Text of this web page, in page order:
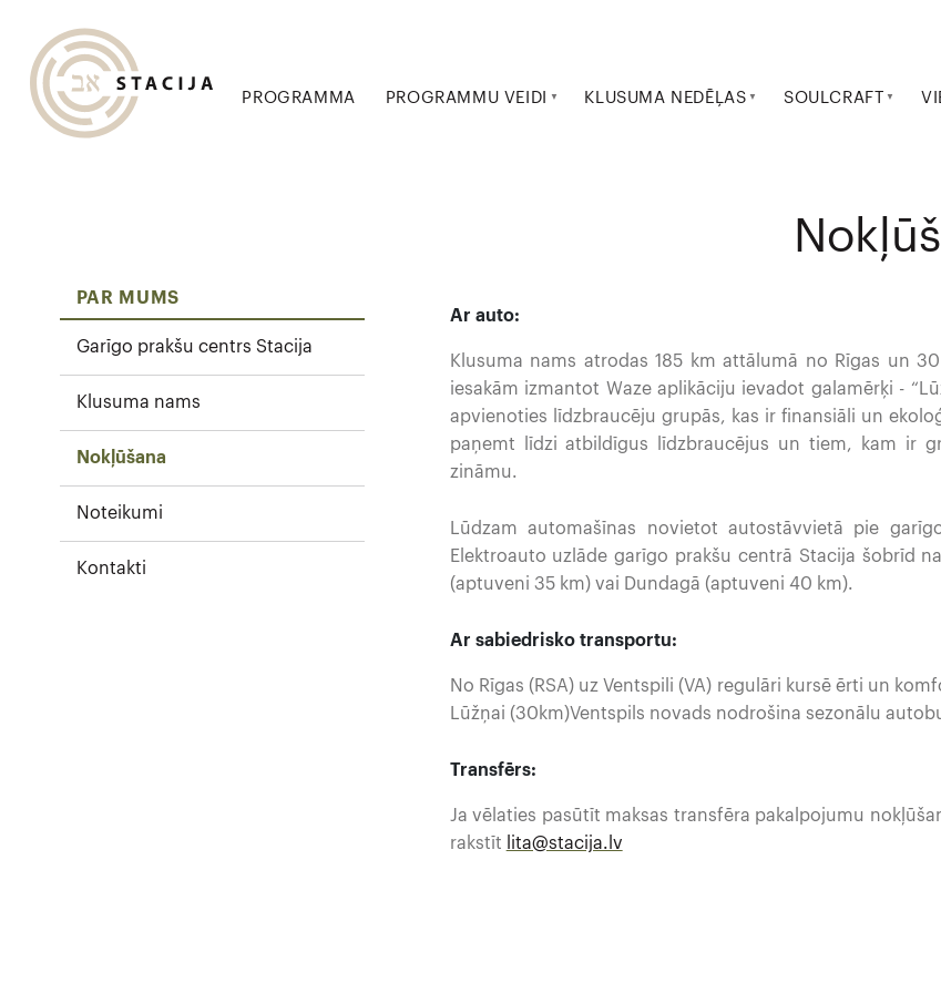
PROGRAMMA PROGRAMMU VEIDI KLUSUMA NEDĒĻAS SOULCRAFT
PAR MUMS
Garīgo prakšu centrs Stacija
Klusuma nams
Nokļūšana
Noteikumi
Kontakti
Ar auto:
Klusuma nams atrodas 185 km attālumā no Rīgas un
iesakām izmantot Waze aplikāciju ievadot galamērķi -
apvienoties līdzbraucēju grupās, kas ir finansiāli un
paņemt līdzi atbildīgus līdzbraucējus un tiem, kam ir
zināmu.
Lūdzam automašīnas novietot autostāvvietā pie
Elektroauto uzlāde garīgo prakšu centrā Stacija šobrīd
(aptuveni 35 km) vai Dundagā (aptuveni 40 km).
Ar sabiedrisko transportu:
No Rīgas (RSA) uz Ventspili (VA) regulāri kursē ērti un
Lūžņai (30km)Ventspils novads nodrošina sezonālu
Transfērs:
Ja vēlaties pasūtīt maksas transfēra pakalpojumu
rakstīt
lita@stacija.lv